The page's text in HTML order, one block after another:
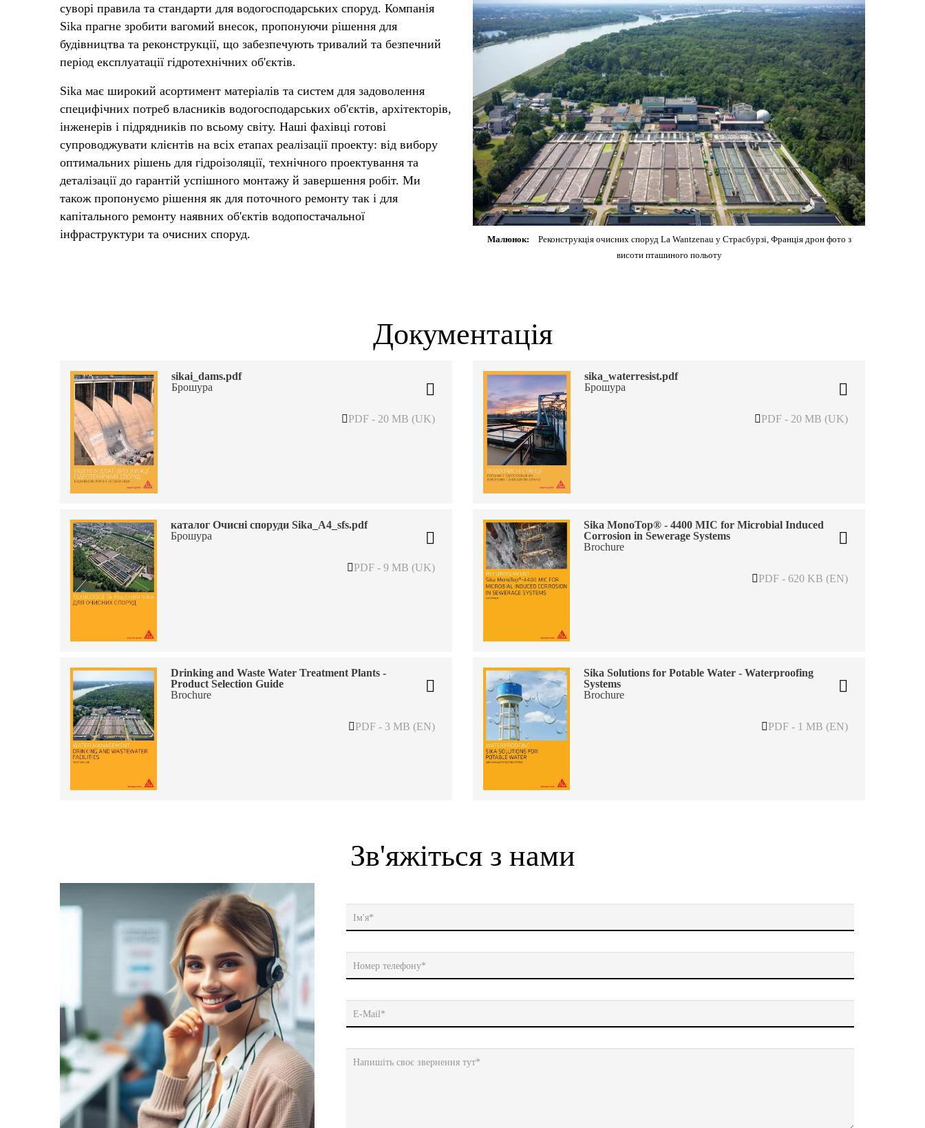
суворі правила та стандарти для водогосподарських споруд. Компанія
Sika прагне зробити вагомий внесок, пропонуючи рішення для
будівництва та реконструкції, що забезпечують тривалий та безпечний
період експлуатації гідротехнічних об'єктів.
Sika має широкий асортимент матеріалів та систем для задоволення
специфічних потреб власників водогосподарських об'єктів, архітекторів,
інженерів і підрядників по всьому світу. Наші фахівці готові
супроводжувати клієнтів на всіх етапах реалізації проекту: від вибору
оптимальних рішень для гідроізоляції, технічного проектування та
деталізації до гарантій успішного монтажу й завершення робіт. Ми
також пропонуємо рішення як для поточного ремонту так і для
капітального ремонту наявних об'єктів водопостачальної
інфраструктури та очисних споруд.
Малюнок:
Реконструкція очисних споруд La Wantzenau у Страсбурзі, Франція дрон фото з
висоти пташиного польоту
Документація
sikai_dams.pdf
Брошура
PDF - 20 MB (UK)
sika_waterresist.pdf
Брошура
PDF - 20 MB (UK)
каталог Очисні споруди Sika_A4_sfs.pdf
Брошура
PDF - 9 MB (UK)
Sika MonoTop® - 4400 MIC for Microbial Induced
Corrosion in Sewerage Systems
Brochure
PDF - 620 KB (EN)
Drinking and Waste Water Treatment Plants -
Product Selection Guide
Brochure
PDF - 3 MB (EN)
Sika Solutions for Potable Water - Waterproofing
Systems
Brochure
PDF - 1 MB (EN)
Зв'яжіться з нами
Ім'я*
Номер телефону*
E-Mail*
Напишіть своє звернення тут*